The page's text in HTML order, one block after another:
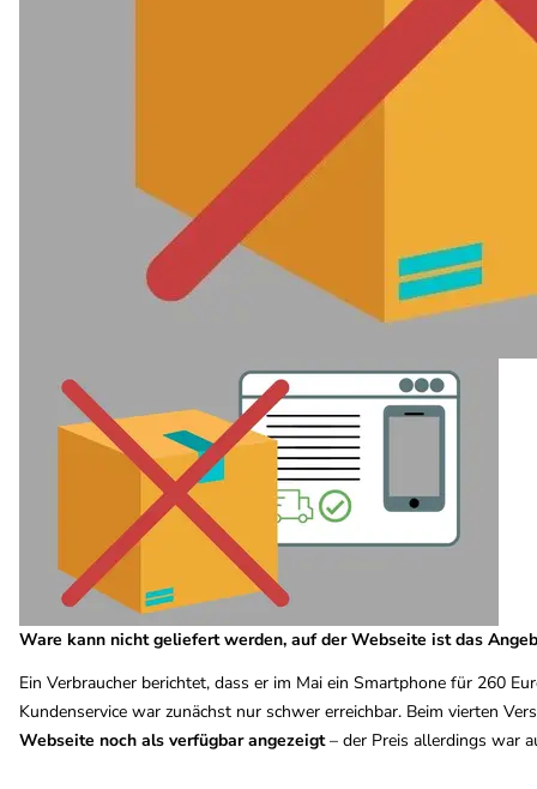
Ware kann nicht geliefert werden, auf der Webseite ist das
Ein Verbraucher berichtet, dass er im Mai ein Smartphone für 260
Kundenservice war zunächst nur schwer erreichbar. Beim vierten
Webseite noch als verfügbar angezeigt– der Preis allerdings war